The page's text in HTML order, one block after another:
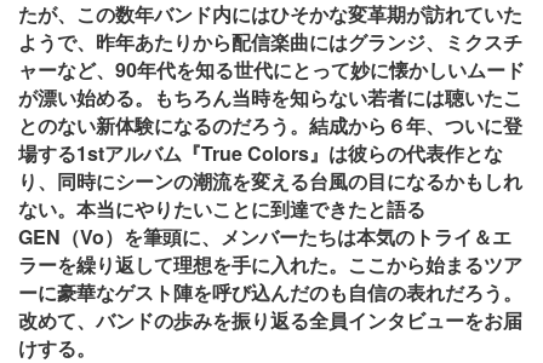
たが、この数年バンド内にはひそかな変革期が訪れていた
ようで、昨年あたりから配信楽曲にはグランジ、ミクスチ
ャーなど、90年代を知る世代にとって妙に懐かしいムード
が漂い始める。もちろん当時を知らない若者には聴いたこ
とのない新体験になるのだろう。結成から６年、ついに登
場する1stアルバム『True Colors』は彼らの代表作とな
り、同時にシーンの潮流を変える台風の目になるかもしれ
ない。本当にやりたいことに到達できたと語る
GEN（Vo）を筆頭に、メンバーたちは本気のトライ＆エ
ラーを繰り返して理想を手に入れた。ここから始まるツア
ーに豪華なゲスト陣を呼び込んだのも自信の表れだろう。
改めて、バンドの歩みを振り返る全員インタビューをお届
けする。